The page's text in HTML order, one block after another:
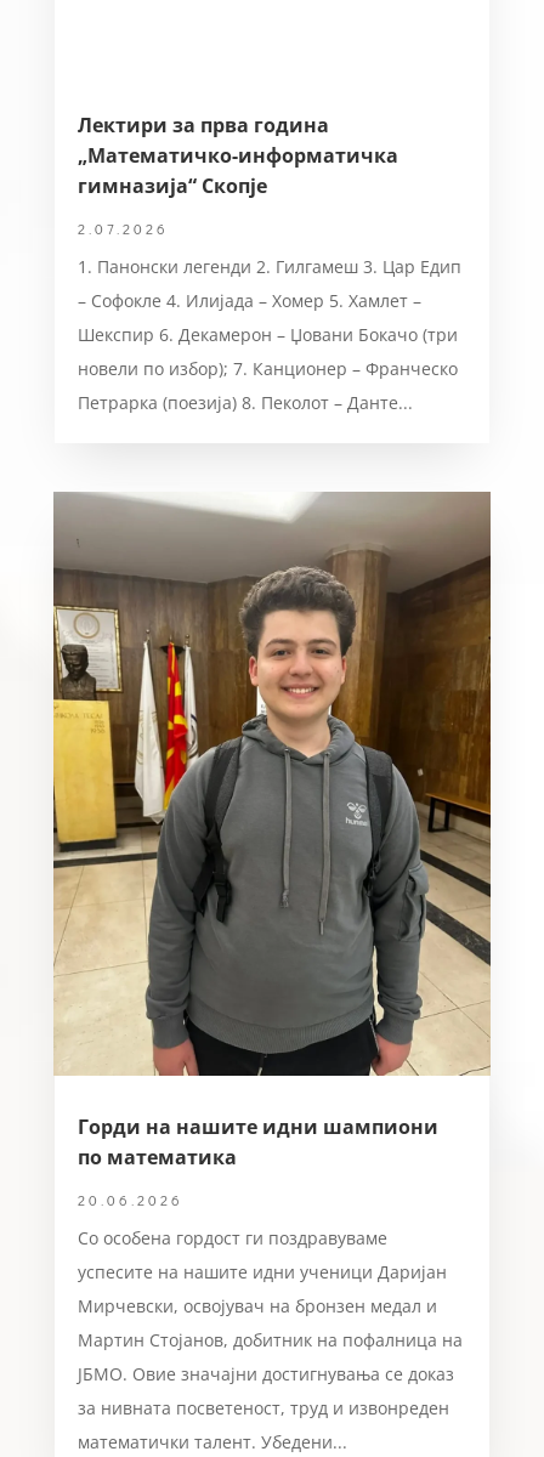
Лектири за прва година
„Математичко-информатичка
гимназија“ Скопје
2.07.2026
1. Панонски легенди 2. Гилгамеш 3. Цар Едип
– Софокле 4. Илијада – Хомер 5. Хамлет –
Шекспир 6. Декамерон – Џовани Бокачо (три
новели по избор); 7. Канционер – Франческо
Петрарка (поезија) 8. Пеколот – Данте...
Горди на нашите идни шампиони
по математика
20.06.2026
Со особена гордост ги поздравуваме
успесите на нашите идни ученици Даријан
Мирчевски, освојувач на бронзен медал и
Мартин Стојанов, добитник на пофалница на
ЈБМО. Овие значајни достигнувања се доказ
за нивната посветеност, труд и извонреден
математички талент. Убедени...